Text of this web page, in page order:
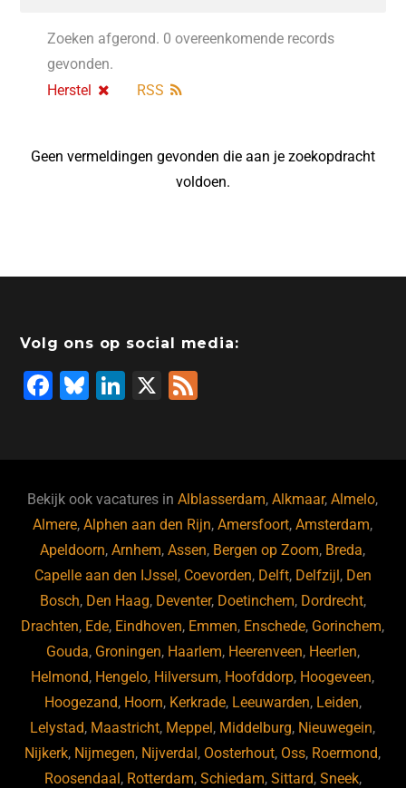
Zoeken afgerond. 0 overeenkomende records
gevonden.
Herstel
RSS
Geen vermeldingen gevonden die aan je zoekopdracht
voldoen.
Volg ons op social media:
F
b
o
o
k
Bl
ky
Li
dI
n
X
Bekijk ook vacatures inAlblasserdam,Alkmaar,Almelo,
Almere,Alphen aan den Rijn,Amersfoort,Amsterdam,
Apeldoorn,Arnhem,Assen, Bergen op Zoom, Breda,
Capelle aan den IJssel , Coevorden, Delft, Delfzijl , Den
Bosch, Den Haag, Deventer, Doetinchem, Dordrecht,
Drachten, Ede, Eindhoven, Emmen, Enschede, Gorinchem,
Gouda, Groningen, Haarlem, Heerenveen, Heerlen,
Helmond, Hengelo, Hilversum, Hoofddorp, Hoogeveen,
Hoogezand, Hoorn, Kerkrade, Leeuwarden, Leiden,
Lelystad, Maastricht, Meppel , Middelburg, Nieuwegein,
Nijkerk, Nijmegen, Nijverdal , Oosterhout, Oss, Roermond,
Roosendaal , Rotterdam, Schiedam, Sittard, Sneek,